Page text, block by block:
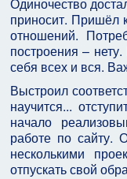
приносит. Пришёл
отношений.
построения –
себя всех и вся.
Выстроил
научится...
начало
работе по сайту.
несколькими
отпускать свой